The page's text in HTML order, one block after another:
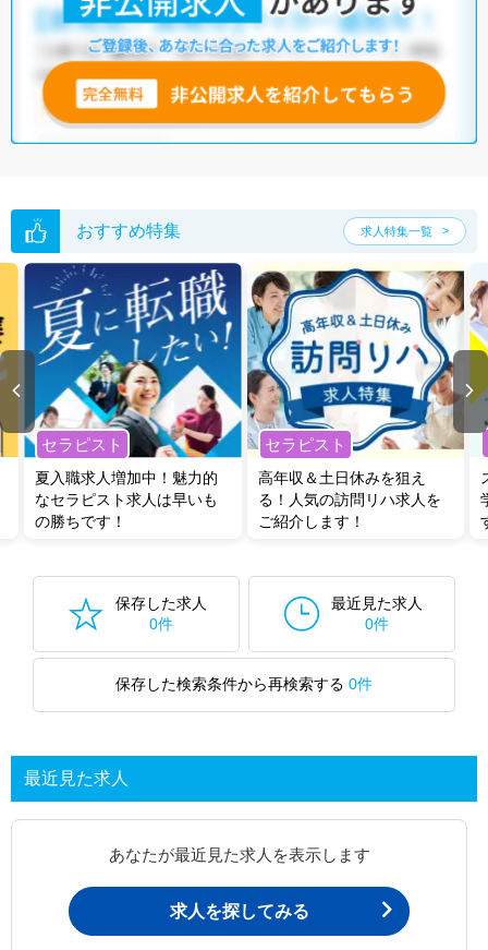
他の条件でも人気の求人がございますので、「こだわり条件」から検索
いただくか、お気軽にお問い合わせください。
全国の理学療法士求人から検索いただくことも可能です。
無料転職支援サービス
にお申し込みいただくと、ご希望条件をヒアリン
グした上で求人をご提案いたします。
転職支援の他、情報収集や募集状況の確認も、お気軽にご相談くださ
い。
おすすめ特集 求人特集一覧
セラピスト
夏入職求人増加中！魅力的
なセラピスト求人は早いも
の勝ちです！
セラピスト
高年収＆土日休みを狙え
る！人気の訪問リハ求人を
ご紹介します！
保存した求人
0件
最近見た求人
0件
保存した検索条件から再検索する 0件
最近見た求人
あなたが最近見た求人を表示します
求人を探してみる